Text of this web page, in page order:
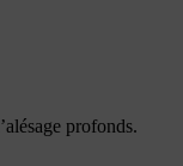
profonds.